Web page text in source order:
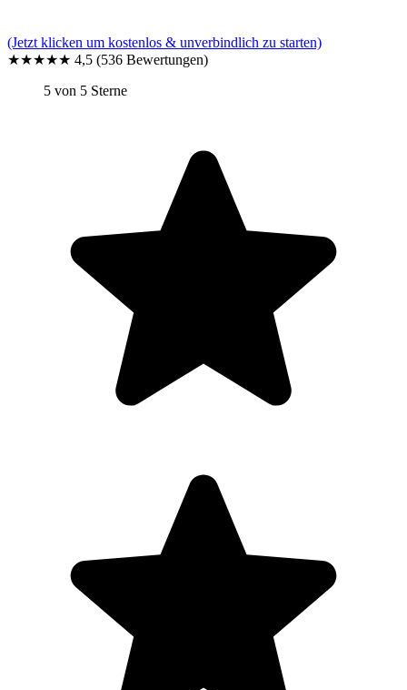
(Jetzt klicken um kostenlos & unverbindlich zu starten)
★★★★★ 4,5 (536 Bewertungen)
5 von 5 Sterne